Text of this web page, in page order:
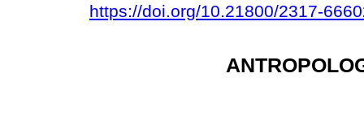
https://doi.org/10.21800/2317-